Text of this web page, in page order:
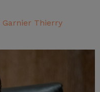
Garnier Thierry